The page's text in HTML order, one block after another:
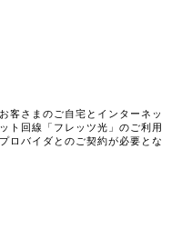
客さまのご自宅とインターネッ
ト回線「フレッツ光」のご利用
ロバイダとのご契約が必要とな